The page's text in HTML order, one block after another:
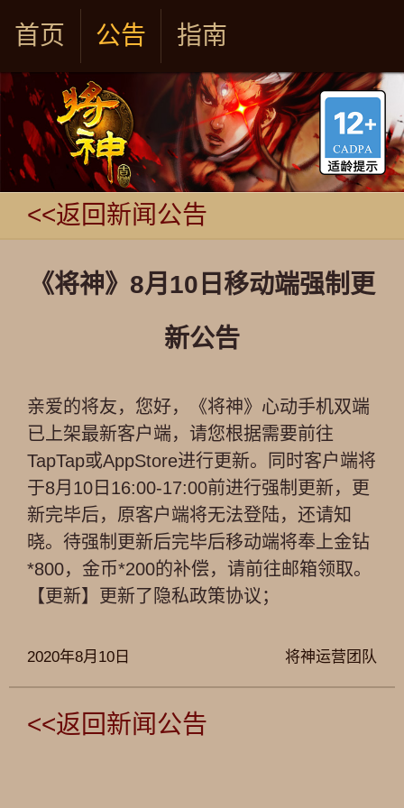
首页 公告 指南
<<返回新闻公告
《将神》8月10日移动端强制更
新公告
亲爱的将友，您好，《将神》心动手机双端
已上架最新客户端，请您根据需要前往
TapTap或AppStore进行更新。同时客户端将
于8月10日16:00-17:00前进行强制更新，更
新完毕后，原客户端将无法登陆，还请知
晓。待强制更新后完毕后移动端将奉上金钻
*800，金币*200的补偿，请前往邮箱领取。
【更新】更新了隐私政策协议；
将神运营团队
2020年8月10日
<<返回新闻公告